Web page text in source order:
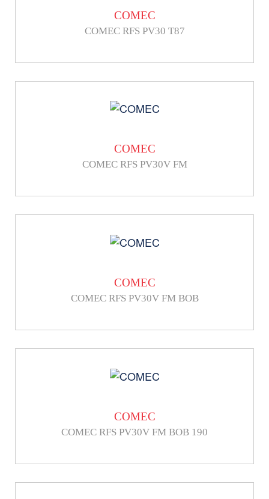
COMEC
COMEC RFS PV30 T87
COMEC
COMEC RFS PV30V FM
COMEC
COMEC RFS PV30V FM BOB
COMEC
COMEC RFS PV30V FM BOB 190